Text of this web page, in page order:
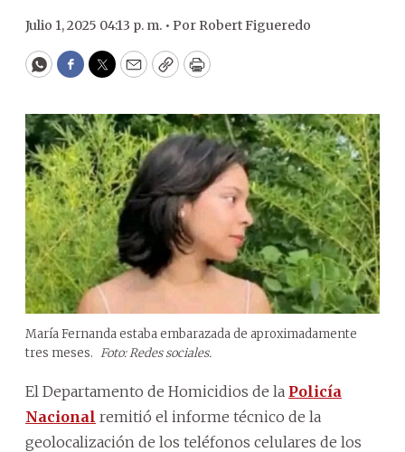
Julio 1, 2025 04:13 p. m. • Por Robert Figueredo
WhatsApp
Facebook
Twitter
EmailCopyPrint
María Fernanda estaba embarazada de aproximadamente
tres meses. Foto: Redes sociales.
El Departamento de Homicidios de la Policía
Nacional remitió el informe técnico de la
geolocalización de los teléfonos celulares de los